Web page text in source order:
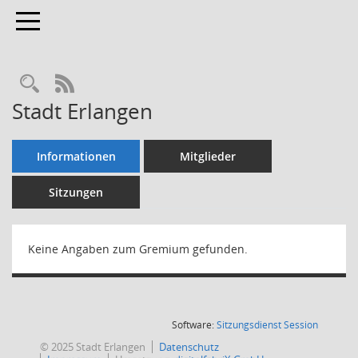
Toggle navigation
Rechercheauswahl
RSS-Feed
Stadt Erlangen
Informationen Mitglieder
Sitzungen
Keine Angaben zum Gremium gefunden.
Software:SitzungsdienstSession(Wird in
© 2025 Stadt Erlangen
Datenschutz